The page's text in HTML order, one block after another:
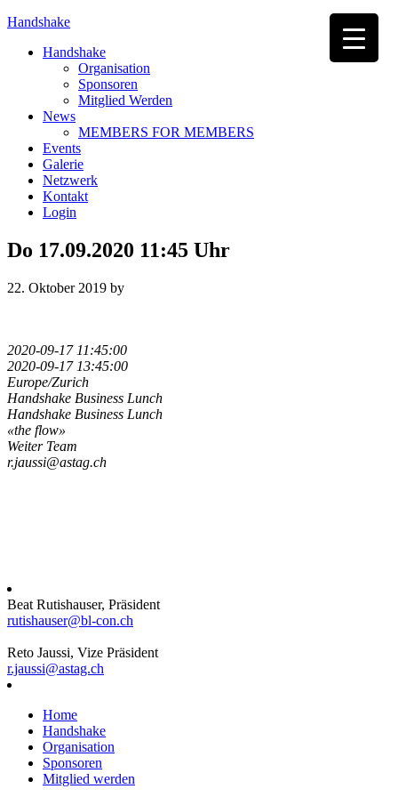
Handshake
Handshake
Organisation
Sponsoren
Mitglied Werden
News
MEMBERS FOR MEMBERS
Events
Galerie
Netzwerk
Kontakt
Login
Do 17.09.2020 11:45 Uhr
22. Oktober 2019 by
2020-09-17 11:45:00
2020-09-17 13:45:00
Europe/Zurich
Handshake Business Lunch
Handshake Business Lunch
«the flow»
Weiter Team
r.jaussi@astag.ch
Beat Rutishauser, Präsident
rutishauser@bl-con.ch
Reto Jaussi, Vize Präsident
r.jaussi@astag.ch
Home
Handshake
Organisation
Sponsoren
Mitglied werden